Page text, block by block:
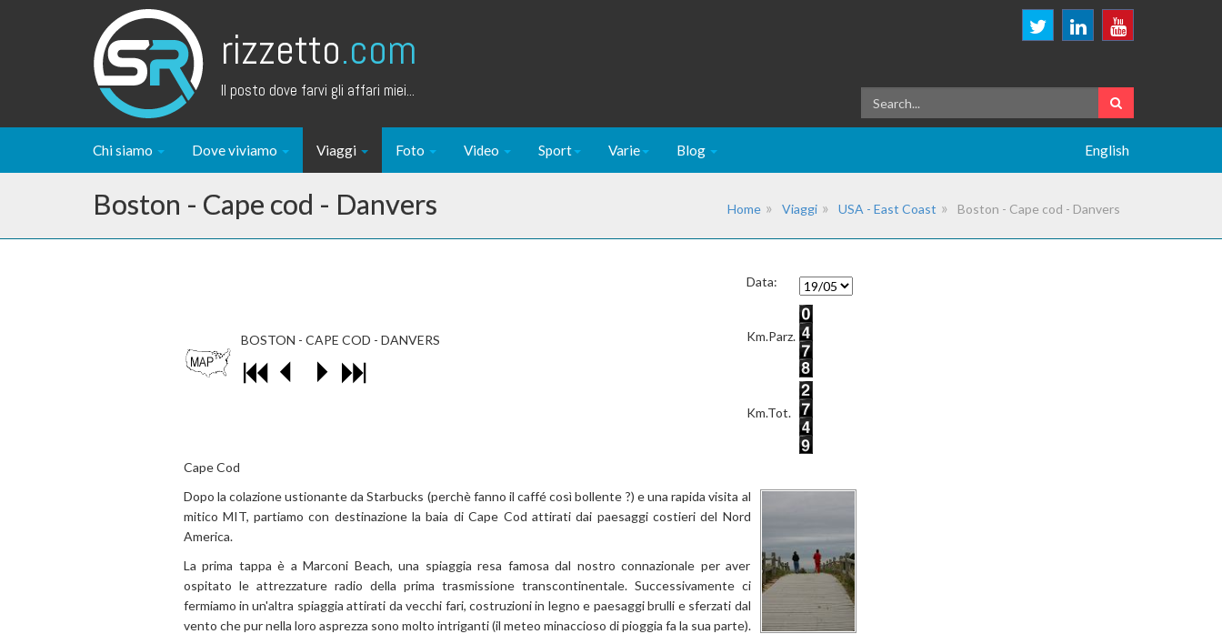
rizzetto.com
Il posto dove farvi gli affari miei...
Chi siamo Dove viviamo Viaggi Foto Video Sport Varie Blog English
Boston - Cape cod - Danvers Home Viaggi USA - East Coast Boston - Cape cod - Danvers
BOSTON - CAPE COD - DANVERS
Data:
Km.Parz.
Km.Tot.
Cape Cod
Dopo la colazione ustionante da Starbucks (perchè fanno il caffé così bollente ?) e una rapida visita al
mitico MIT, partiamo con destinazione la baia di Cape Cod attirati dai paesaggi costieri del Nord
America.
La prima tappa è a Marconi Beach, una spiaggia resa famosa dal nostro connazionale per aver
ospitato le attrezzature radio della prima trasmissione transcontinentale. Successivamente ci
fermiamo in un'altra spiaggia attirati da vecchi fari, costruzioni in legno e paesaggi brulli e sferzati dal
vento che pur nella loro asprezza sono molto intriganti (il meteo minaccioso di pioggia fa la sua parte).